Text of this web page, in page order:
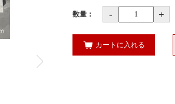
数量： - +
カートに入れる